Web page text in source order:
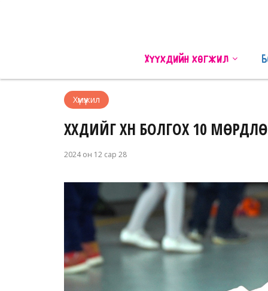
Хүүхдийн хөгжил
Хүмүүжил
ХҮҮХДИЙГ ХҮН БОЛГОХ 10
2024 он 12 сар 28